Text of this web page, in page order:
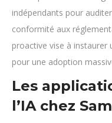
indépendants pour
conformité aux
proactive vise à instaurer
pour une adoption
Les
l’IA chez